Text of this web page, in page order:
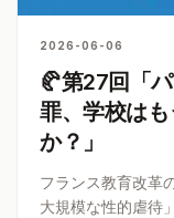
2026-06-06
🥐第27回「
罪、学校は
か？」
フランス教育改革
大規模な性的虐待